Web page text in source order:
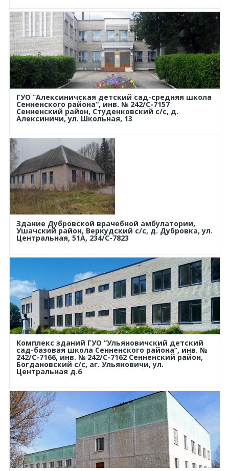
ГУО ”Алексиничская детский сад-средняя школа
Сенненского района“, инв. № 242/С-7157
Сенненский район, Студенковский с/с, д.
Алексиничи, ул. Школьная, 13
Здание Дубровской врачебной амбулатории,
Ушачский район, Веркудский с/с, д. Дубровка, ул.
Центральная, 51А, 234/С-7823
Комплекс зданий ГУО ”Ульяновичский детский
сад-базовая школа Сенненского района“, инв. №
242/С-7166, инв. № 242/С-7162 Сенненский район,
Богдановский с/с, аг. Ульяновичи, ул.
Центральная д.6